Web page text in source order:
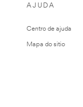
AJUDA
Centro de ajuda
Mapa do sitio